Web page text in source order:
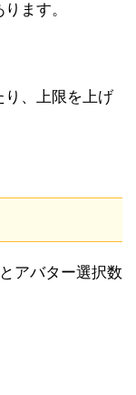
ます。
り、上限を上げ
アバター選択数